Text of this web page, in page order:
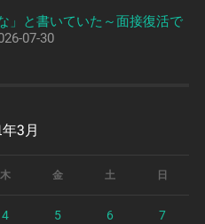
」と書いていた～面接復活で
07-30
3月
木 金 土 日
4 5 6 7